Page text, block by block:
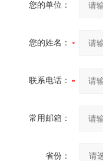
您的单位：
您的姓名：
联系电话：
常用邮箱：
省份：